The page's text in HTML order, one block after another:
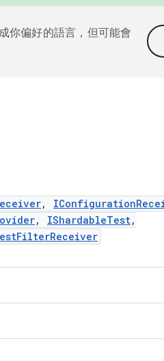
你偏好的語言，但可能會
,
, IShardableTest,